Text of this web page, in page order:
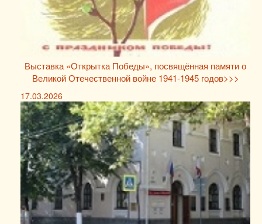
Выставка «Открытка Победы», посвящённая памяти о
Великой Отечественной войне 1941-1945 годов>>>
17.03.2026